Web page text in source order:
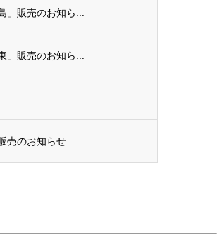
」販売のお知ら...
」販売のお知ら...
売のお知らせ